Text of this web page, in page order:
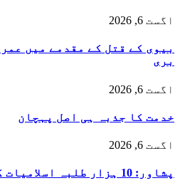
اگست 6, 2026
بیوی کے قتل کے مقدمے میں عمر
بری
اگست 6, 2026
خدمت کا جذبہ ہی اصل پہچان
اگست 6, 2026
پشاور: 10 ہزار طلبہ اسلامیات کے مضمون میں فیل